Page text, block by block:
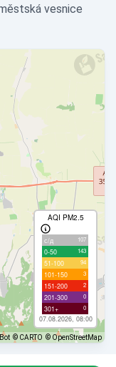
vesnice
AQI PM2.5
с/д 107
0-50 143
51-100 94
101-150 3
151-200 2
201-300 0
301+ 0
07.08.2026, 08:00
© CARTO © OpenStreetMap